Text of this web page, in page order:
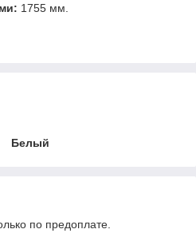
1755 мм.
Белый
по предоплате.